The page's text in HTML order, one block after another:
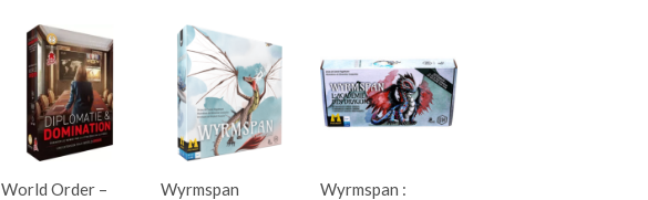
World Order –
Wyrmspan
Wyrmspan :